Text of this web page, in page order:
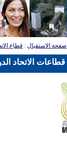
صفحة الاستقبال: قطاع
قطاعات الاتحاد